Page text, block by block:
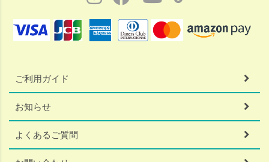
ご利用ガイド
お知らせ
よくあるご質問